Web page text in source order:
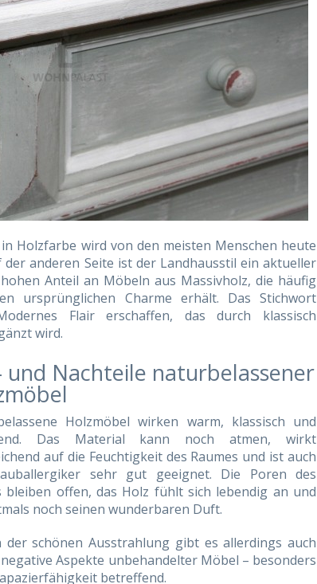
Holzfarbe wird von den meisten Menschen heute
anderen Seite ist der Landhausstil ein aktueller
Anteil an Möbeln aus Massivholz, die häufig
ursprünglichen Charme erhält. Das Stichwort
Flair erschaffen, das durch klassisch
wird.
und Nachteile naturbelassener
Holzmöbel wirken warm, klassisch und
Das Material kann noch atmen, wirkt
auf die Feuchtigkeit des Raumes und ist auch
sehr gut geeignet. Die Poren des
bleiben offen, das Holz fühlt sich lebendig an und
noch seinen wunderbaren Duft.
der schönen Ausstrahlung gibt es allerdings auch
Aspekte unbehandelter Möbel – besonders
betreffend.